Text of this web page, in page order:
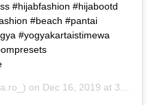
#hijabfashion #hijabootd
#beach #pantai
#yogyakartaistimewa
on Dec 16, 2019 at 3:21am PST